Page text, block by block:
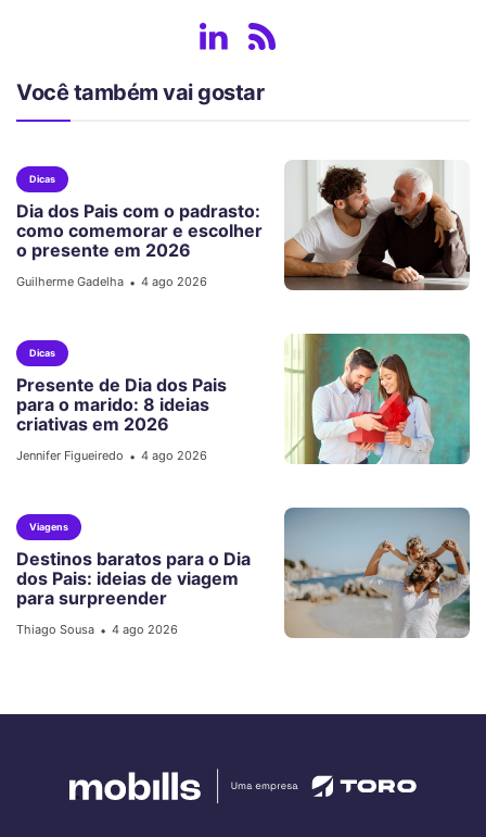
Você também vai gostar
Dicas
Dia dos Pais com o padrasto:
como comemorar e escolher
o presente em 2026
Guilherme Gadelha • 4 ago 2026
Dicas
Presente de Dia dos Pais
para o marido: 8 ideias
criativas em 2026
Jennifer Figueiredo • 4 ago 2026
Viagens
Destinos baratos para o Dia
dos Pais: ideias de viagem
para surpreender
Thiago Sousa • 4 ago 2026